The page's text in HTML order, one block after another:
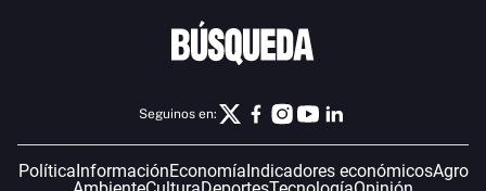
Seguinos en:
Política InformaciónEconomía Indicadores económicosAgro